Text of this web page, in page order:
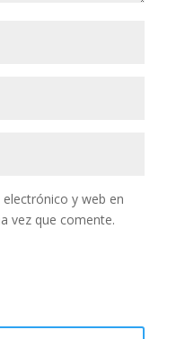
y web en
vez que comente.